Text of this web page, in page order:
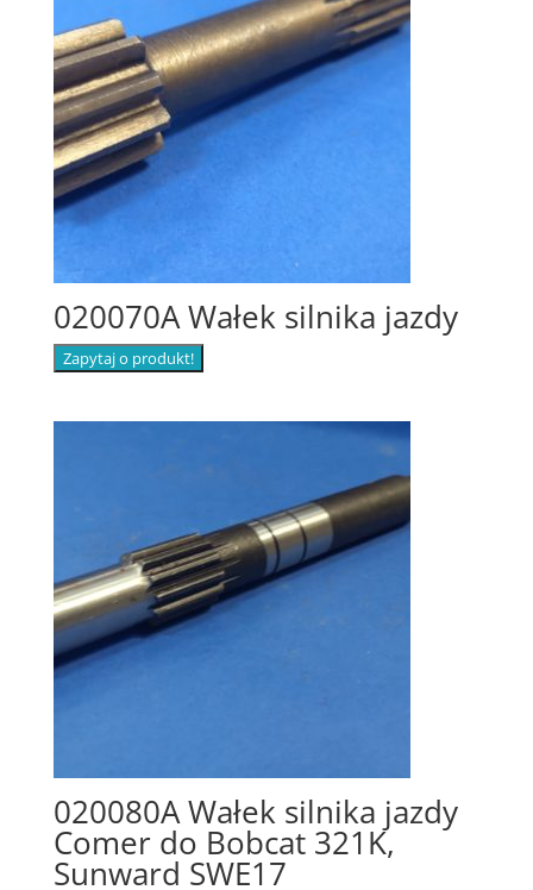
020070A Wałek silnika jazdy
Zapytaj o produkt!
020080A Wałek silnika jazdy
Comer do Bobcat 321K,
Sunward SWE17